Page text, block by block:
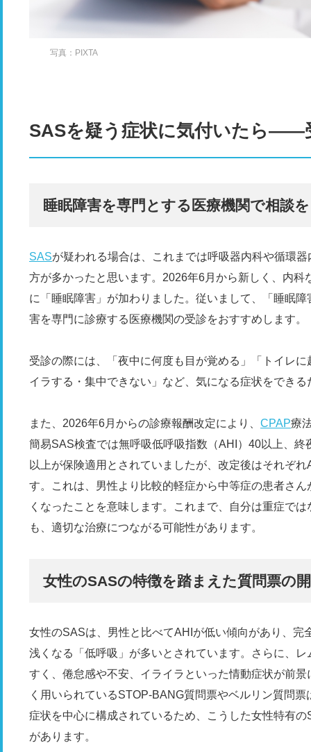
写真：PIXTA
SASを疑う症状に気付いたら――
睡眠障害を専門とする医療機関で相談を
SASが疑われる場合は、これまでは呼吸器内科や循環
方が多かったと思います。2026年6月から新しく、内
に「睡眠障害」が加わりました。従いまして、「睡眠
害を専門に診療する医療機関の受診をおすすめします。
受診の際には、「夜中に何度も目が覚める」「トイレ
イラする・集中できない」など、気になる症状をでき
また、2026年6月からの診療報酬改定により、 CPAP療
簡易SAS検査では無呼吸低呼吸指数（AHI）40以上、
以上が保険適用とされていましたが、改定後はそれぞ
す。これは、男性より比較的軽症から中等症の患者さ
くなったことを意味します。これまで、自分は重症で
も、適切な治療につながる可能性があります。
女性のSASの特徴を踏まえた質問票の
女性のSASは、男性と比べてAHIが低い傾向があり、完
浅くなる「低呼吸」が多いとされています。さらに、
すく、倦怠感や不安、イライラといった情動症状が前
く用いられているSTOP-BANG質問票やベルリン質問
症状を中心に構成されているため、こうした女性特有
があります。